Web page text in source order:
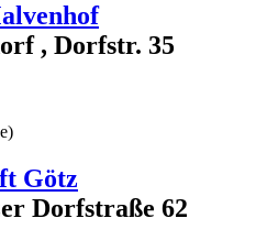
, Dorfstr. 35
Götz
Dorfstraße 62